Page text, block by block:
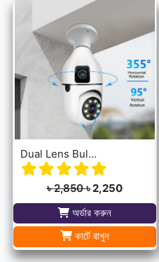
Dual Lens Bulb Holder Camera V380 Pro Apps 1080p full Hd Resulation cctv camera
৳ 2,850৳ 2,250
অর্ডার করুন
কার্টে রাখুন